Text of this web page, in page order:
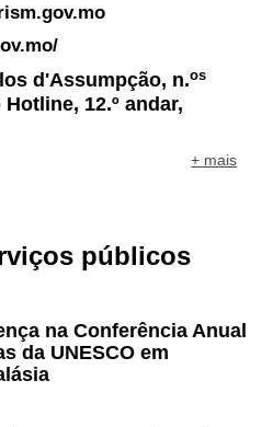
d'Assumpção, n.os
12.º andar,
+ mais
públicos
na Conferência Anual
da UNESCO em